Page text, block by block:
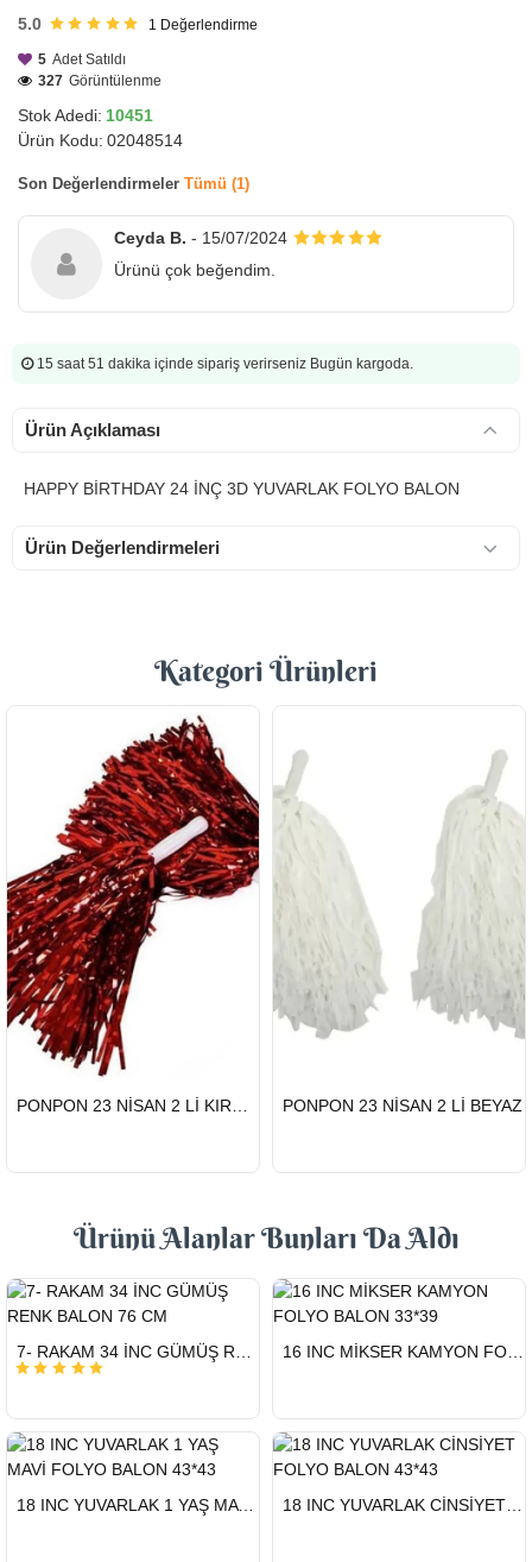
5.0 1 Değerlendirme
Stok Adedi: 10451
Ürün Kodu: 02048514
5 Adet Satıldı
327 Görüntülenme
Son Değerlendirmeler Tümü (1)
Ceyda B. - 15/07/2024
Ürünü çok beğendim.
15 saat 51 dakika içinde sipariş verirseniz Bugün kargoda.
Ürün Açıklaması
HAPPY BİRTHDAY 24 İNÇ 3D YUVARLAK FOLYO BALON
Ürün Değerlendirmeleri
Kategori Ürünleri
HIZLI
GÖNDERİ
PONPON 23 NİSAN 2 Lİ KIRMIZI
HIZLI
GÖNDERİ
PONPON 23 NİSAN 2 Lİ BEYAZ
Ürünü Alanlar Bunları Da Aldı
HIZLI
GÖNDERİ
7- RAKAM 34 İNC GÜMÜŞ RENK BALON 76 CM
HIZLI
GÖNDERİ
16 INC MİKSER KAMYON FOLYO BALON 33*39
HIZLI
GÖNDERİ
18 INC YUVARLAK 1 YAŞ MAVİ FOLYO BALON 43*43
HIZLI
GÖNDERİ
18 INC YUVARLAK CİNSİYET FOLYO BALON 43*43